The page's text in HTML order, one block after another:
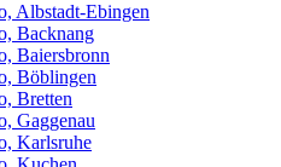
Albstadt-Ebingen
Backnang
Baiersbronn
Böblingen
Bretten
Gaggenau
Karlsruhe